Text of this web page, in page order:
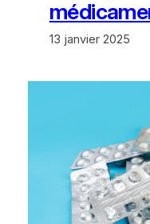
13 janvier 2025